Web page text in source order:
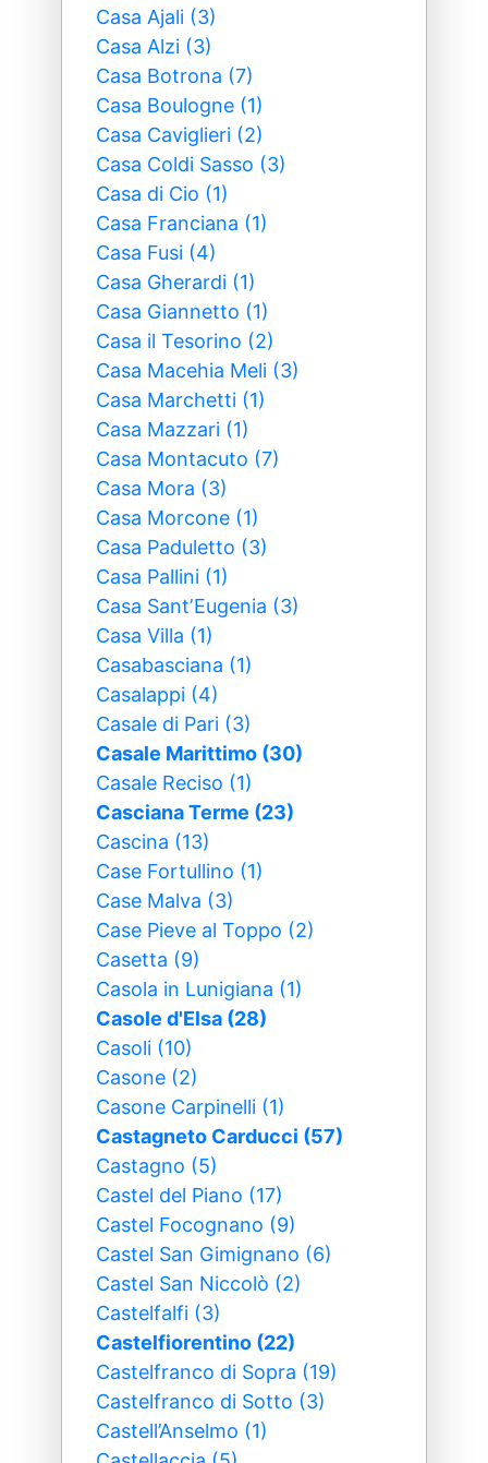
Casa Ajali (3)
Casa Alzi (3)
Casa Botrona (7)
Casa Boulogne (1)
Casa Caviglieri (2)
Casa Coldi Sasso (3)
Casa di Cio (1)
Casa Franciana (1)
Casa Fusi (4)
Casa Gherardi (1)
Casa Giannetto (1)
Casa il Tesorino (2)
Casa Macehia Meli (3)
Casa Marchetti (1)
Casa Mazzari (1)
Casa Montacuto (7)
Casa Mora (3)
Casa Morcone (1)
Casa Paduletto (3)
Casa Pallini (1)
Casa SantʼEugenia (3)
Casa Villa (1)
Casabasciana (1)
Casalappi (4)
Casale di Pari (3)
Casale Marittimo (30)
Casale Reciso (1)
Casciana Terme (23)
Cascina (13)
Case Fortullino (1)
Case Malva (3)
Case Pieve al Toppo (2)
Casetta (9)
Casola in Lunigiana (1)
Casole d'Elsa (28)
Casoli (10)
Casone (2)
Casone Carpinelli (1)
Castagneto Carducci (57)
Castagno (5)
Castel del Piano (17)
Castel Focognano (9)
Castel San Gimignano (6)
Castel San Niccolò (2)
Castelfalfi (3)
Castelfiorentino (22)
Castelfranco di Sopra (19)
Castelfranco di Sotto (3)
Castell’Anselmo (1)